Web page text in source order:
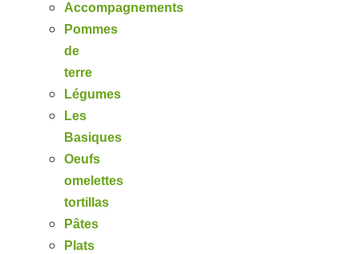
Accompagnements
Pommes
de
terre
Légumes
Les
Basiques
Oeufs
omelettes
tortillas
Pâtes
Plats